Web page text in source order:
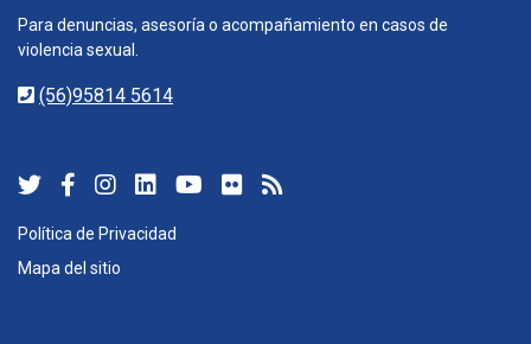
Para denuncias, asesoría o acompañamiento en casos de
violencia sexual.
(56)95814 5614
Política de Privacidad
Mapa del sitio